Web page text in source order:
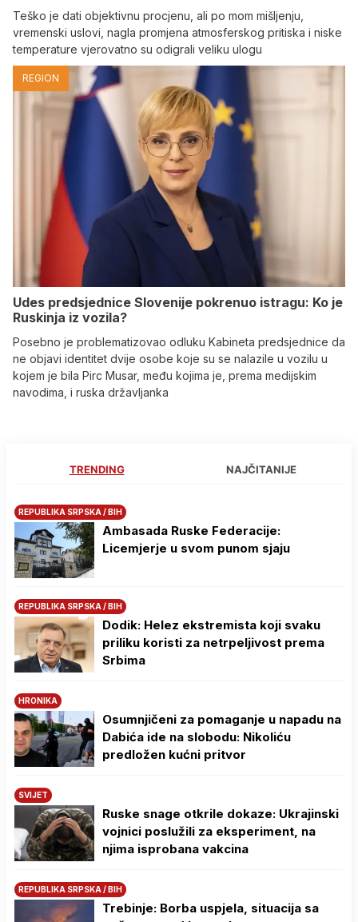
Teško je dati objektivnu procjenu, ali po mom mišljenju,
vremenski uslovi, nagla promjena atmosferskog pritiska i niske
temperature vjerovatno su odigrali veliku ulogu
REGION
Udes predsjednice Slovenije pokrenuo istragu: Ko je
Ruskinja iz vozila?
Posebno je problematizovao odluku Kabineta predsjednice da
ne objavi identitet dvije osobe koje su se nalazile u vozilu u
kojem je bila Pirc Musar, među kojima je, prema medijskim
navodima, i ruska državljanka
TRENDING NAJČITANIJE
REPUBLIKA SRPSKA / BIH
Ambasada Ruske Federacije:
Licemjerje u svom punom sjaju
REPUBLIKA SRPSKA / BIH
Dodik: Helez ekstremista koji svaku
priliku koristi za netrpeljivost prema
Srbima
HRONIKA
Osumnjičeni za pomaganje u napadu na
Dabića ide na slobodu: Nikoliću
predložen kućni pritvor
SVIJET
Ruske snage otkrile dokaze: Ukrajinski
vojnici poslužili za eksperiment, na
njima isprobana vakcina
REPUBLIKA SRPSKA / BIH
Trebinje: Borba uspjela, situacija sa